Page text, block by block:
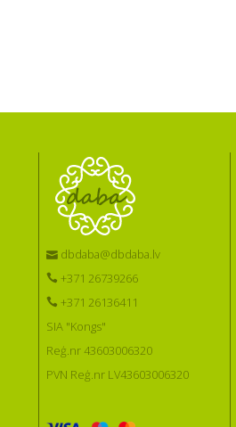
dbdaba@dbdaba.lv
+371 26739266
+371 26136411
SIA "Kongs"
Reģ.nr 43603006320
PVN Reģ.nr LV43603006320